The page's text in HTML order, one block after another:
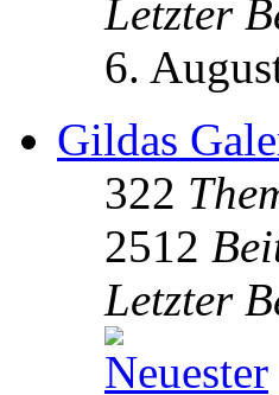
Letzter
6.
Gildas
322
2512
Letzter